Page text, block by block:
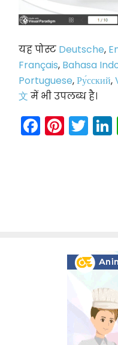
यह पोस्ट Deutsche,
Français, Bahasa
Portuguese,Ру́сский,
文 में भी उपलब्ध है।